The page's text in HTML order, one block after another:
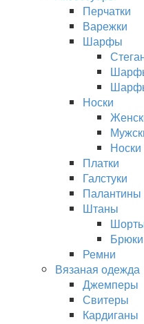
Перчатки
Варежки
Шарфы
Носки
Носки
Платки
Галстуки
Палантины
Штаны
Брюки
Ремни
Вязаная одежда
Джемперы
Свитеры
Кардиганы